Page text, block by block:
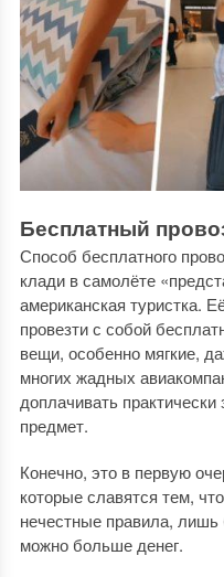
Бесплатный
Способ бесплатного
клади в самолёте
американская туристка.
провезти с собой
вещи, особенно мягкие,
многих жадных
доплачивать
предмет.
Конечно, это в первую
которые славятся тем,
нечестные правила,
можно больше денег.